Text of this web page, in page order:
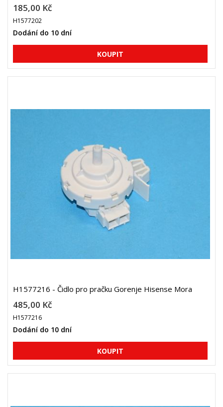
185,00 Kč
H1577202
Dodání do 10 dní
H1577216 - Čidlo pro pračku Gorenje Hisense Mora
485,00 Kč
H1577216
Dodání do 10 dní